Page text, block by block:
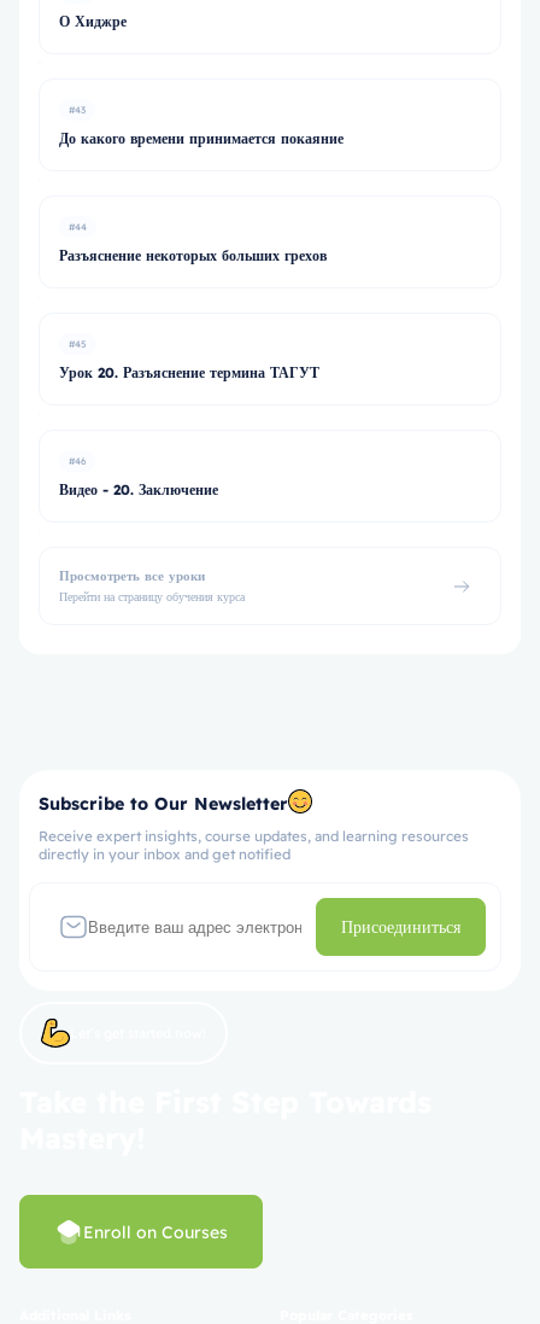
О Хиджре
#43
До какого времени принимается покаяние
#44
Разъяснение некоторых больших грехов
#45
Урок 20. Разъяснение термина ТАГУТ
#46
Видео - 20. Заключение
Просмотреть все уроки
Перейти на страницу обучения курса
Subscribe to Our Newsletter
Receive expert insights, course updates, and learning resources
directly in your inbox and get notified
Присоединиться
Enroll on Courses